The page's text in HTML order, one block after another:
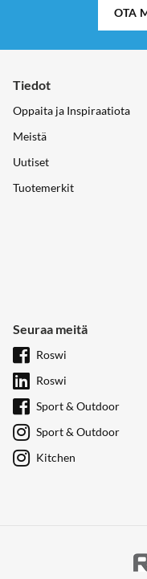
OTA
Tiedot
Oppaita ja Inspiraatiota
Meistä
Uutiset
Tuotemerkit
Seuraa meitä
Roswi
Roswi
Sport & Outdoor
Sport & Outdoor
Kitchen